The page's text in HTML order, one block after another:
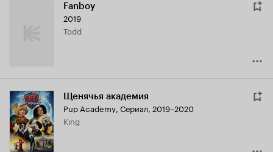
Fanboy
2019
Todd
Щенячья академия
Pup Academy, Сериал, 2019–2020
King